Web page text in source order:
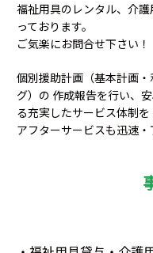
福祉用具のレンタル、介
っております。
ご気楽にお問合せ下さい！
個別援助計画（基本計画
グ）の 作成報告を行い、
る充実したサービス体制を
アフターサービスも迅速・